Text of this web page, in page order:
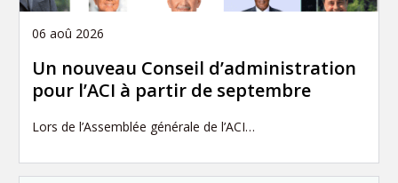
06 aoû 2026
Un nouveau Conseil d’administration
pour l’ACI à partir de septembre
Lors de l’Assemblée générale de l’ACI…